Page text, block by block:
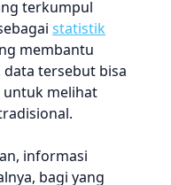
terkumpul
statistik
membantu
data tersebut bisa
untuk melihat
informasi
bagi yang